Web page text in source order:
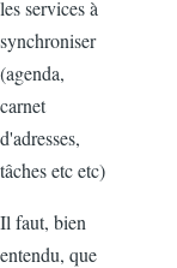
les services à
synchroniser
(agenda,
carnet
d'adresses,
tâches etc etc)
Il faut, bien
entendu, que